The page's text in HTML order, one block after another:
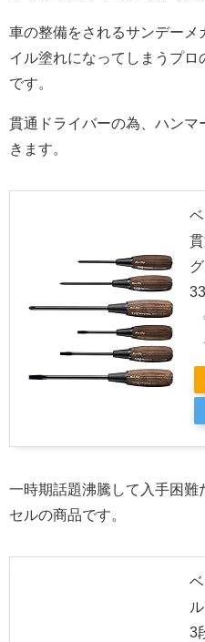
車の整備をされるサンデー
イル塗れになってしまうプ
です。
貫通ドライバーの為、ハン
きます。
一時期話題沸騰して入手困難
セルの商品です。
3